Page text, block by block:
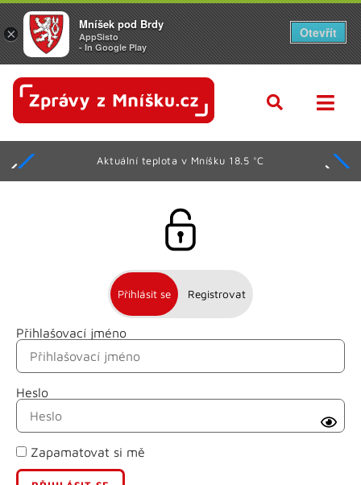
Aktuální teplota v Mníšku 18.5 °C
Přihlásit se Registrovat
Přihlašovací jméno
Heslo
Zapamatovat si mě
Jméno
Příjmení
E-mail
×
Mníšek pod Brdy
AppSisto
- In Google Play
Otevřít